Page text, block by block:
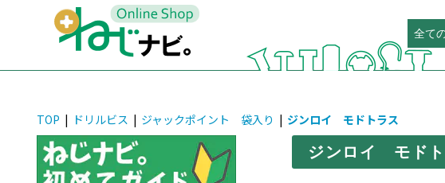
TOP | ドリルビス | ジャックポイント 袋入り | ジンロイ モドトラス
ジンロイ モド